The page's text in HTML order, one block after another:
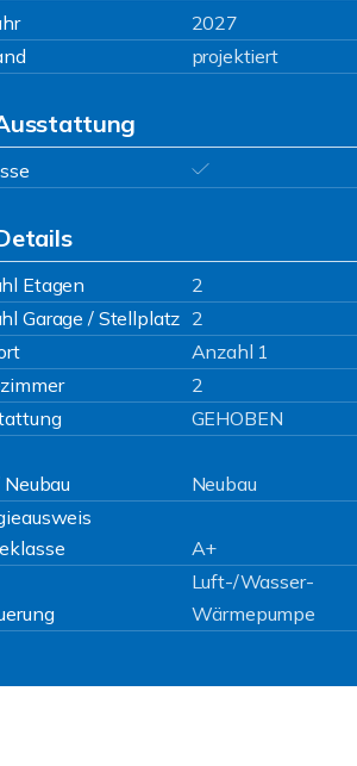
2027
projektiert
Etagen 2
Garage / Stellplatz 2
Anzahl 1
2
GEHOBEN
Neubau
A+
Luft-/Wasser-
Wärmepumpe